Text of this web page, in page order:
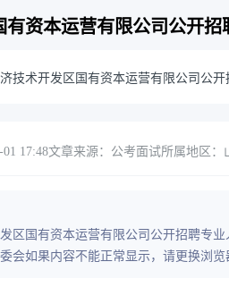
有资本运营有限公司公开
技术开发区国有资本运营有限公司公
17:48文章来源：公考面试所属地区：
区国有资本运营有限公司公开招聘专
会如果内容不能正常显示，请更换浏